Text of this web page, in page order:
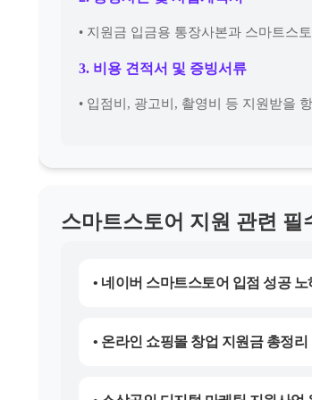
• 지원금 입금용 통장사본과 스마트스
3. 비용 견적서 및 증빙서류
• 입점비, 광고비, 촬영비 등 지원받을
스마트스토어 지원 관련 필
• 네이버 스마트스토어 입점 성공
• 온라인 쇼핑몰 창업 지원금 총정